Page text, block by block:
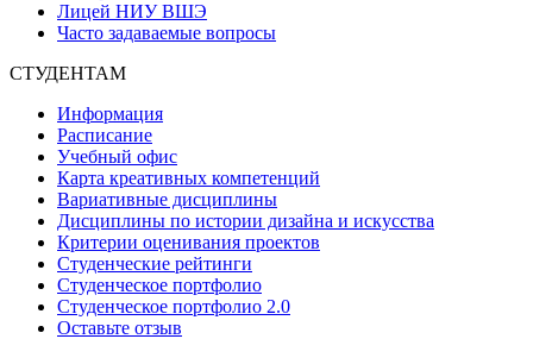
Лицей НИУ ВШЭ
Часто задаваемые вопросы
СТУДЕНТАМ
Информация
Расписание
Учебный офис
Карта креативных компетенций
Вариативные дисциплины
Дисциплины по истории дизайна и искусства
Критерии оценивания проектов
Студенческие рейтинги
Студенческое портфолио
Студенческое портфолио 2.0
Оставьте отзыв